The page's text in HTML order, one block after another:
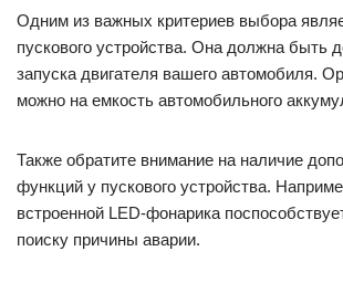
Одним из важных критериев выбора
пускового устройства. Она должна быть
запуска двигателя вашего автомобиля.
можно на емкость автомобильного
Также обратите внимание на наличие
функций у пускового устройства.
встроенной LED-фонарика
поиску причины аварии.